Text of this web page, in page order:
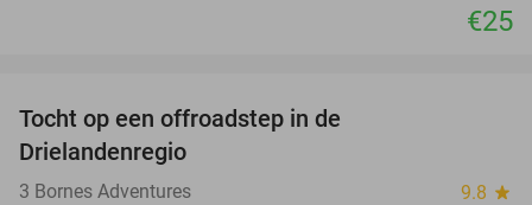
€25
Tocht op een offroadstep in de
Drielandenregio
3 Bornes Adventures 9.8 star